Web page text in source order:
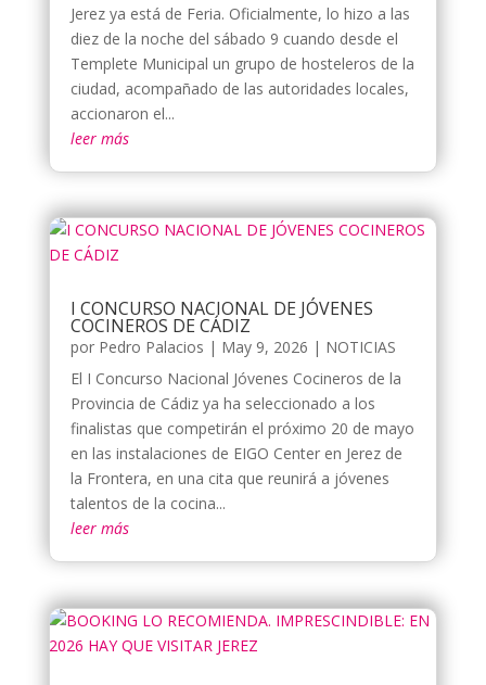
Jerez ya está de Feria. Oficialmente, lo hizo a las
diez de la noche del sábado 9 cuando desde el
Templete Municipal un grupo de hosteleros de la
ciudad, acompañado de las autoridades locales,
accionaron el...
leer más
I CONCURSO NACIONAL DE JÓVENES
COCINEROS DE CÁDIZ
por Pedro Palacios | May 9, 2026 | NOTICIAS
El I Concurso Nacional Jóvenes Cocineros de la
Provincia de Cádiz ya ha seleccionado a los
finalistas que competirán el próximo 20 de mayo
en las instalaciones de EIGO Center en Jerez de
la Frontera, en una cita que reunirá a jóvenes
talentos de la cocina...
leer más